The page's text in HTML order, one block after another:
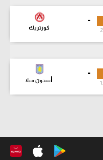
-
كورتريك
-
أستون فيلا